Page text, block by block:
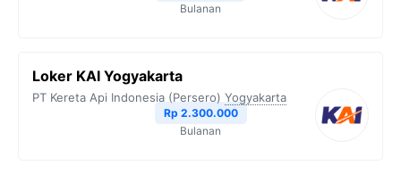
Bulanan
Loker KAI Yogyakarta
PT Kereta Api Indonesia (Persero) Yogyakarta
Rp 2.300.000
Bulanan